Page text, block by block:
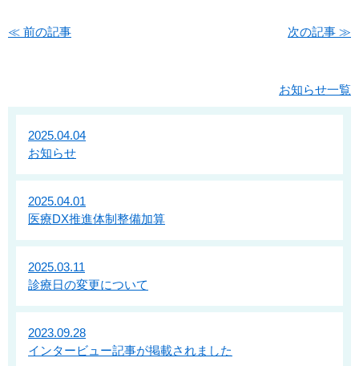
≪ 前の記事 次の記事 ≫
お知らせ一覧
2025.04.04
お知らせ
2025.04.01
医療DX推進体制整備加算
2025.03.11
診療日の変更について
2023.09.28
インタービュー記事が掲載されました